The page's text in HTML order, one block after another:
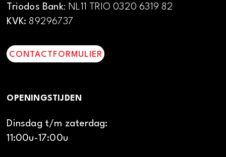
Triodos Bank: NL11 TRIO 0320 6319 82
KVK: 89296737
CONTACTFORMULIER
OPENINGSTIJDEN
Dinsdag t/m zaterdag:
11:00u-17:00u